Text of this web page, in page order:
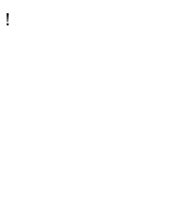
！